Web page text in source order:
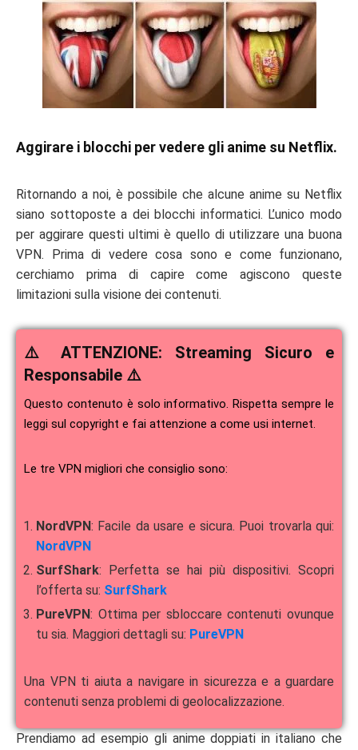
Aggirare i blocchi per vedere gli anime su Netflix.
Ritornando a noi, è possibile che alcune anime su Netflix
siano sottoposte a dei blocchi informatici. L’unico modo
per aggirare questi ultimi è quello di utilizzare una buona
VPN. Prima di vedere cosa sono e come funzionano,
cerchiamo prima di capire come agiscono queste
limitazioni sulla visione dei contenuti.
⚠️ ATTENZIONE: Streaming Sicuro e
Responsabile ⚠️
Questo contenuto è solo informativo. Rispetta sempre le
leggi sul copyright e fai attenzione a come usi internet.
Le tre VPN migliori che consiglio sono:
NordVPN: Facile da usare e sicura. Puoi trovarla qui:
NordVPN
SurfShark: Perfetta se hai più dispositivi. Scopri
l’offerta su: SurfShark
PureVPN: Ottima per sbloccare contenuti ovunque
tu sia. Maggiori dettagli su: PureVPN
Una VPN ti aiuta a navigare in sicurezza e a guardare
contenuti senza problemi di geolocalizzazione.
Prendiamo ad esempio gli anime doppiati in italiano che